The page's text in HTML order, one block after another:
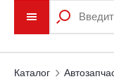
Каталог